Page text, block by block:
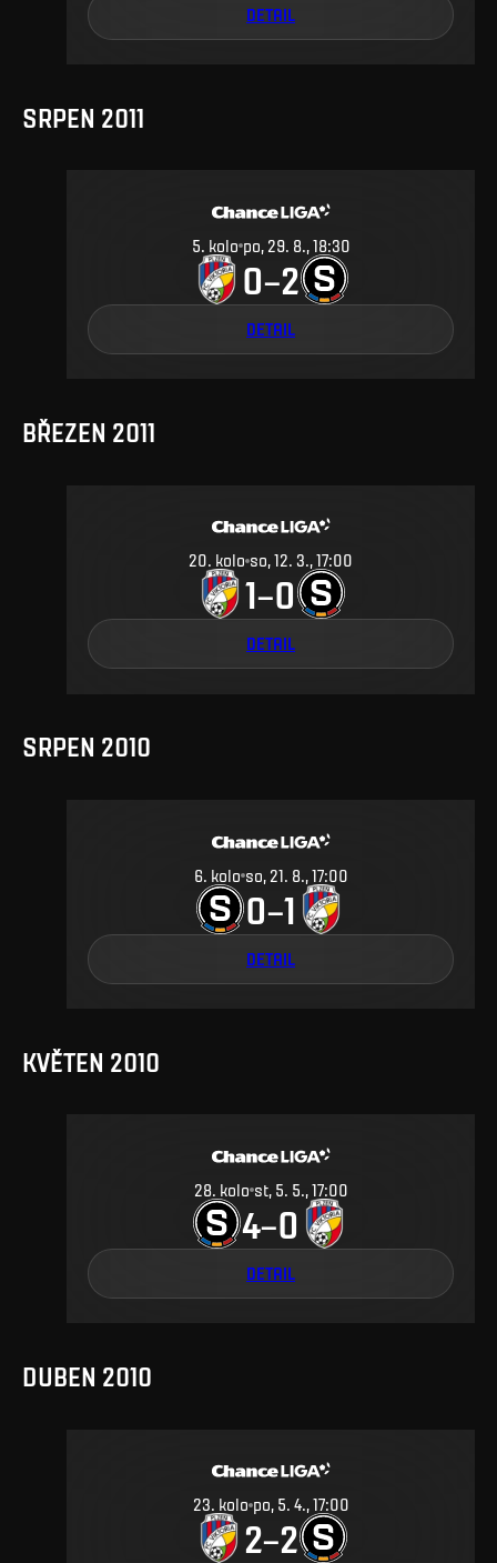
DETAIL
SRPEN 2011
5. kolo po, 29. 8., 18:30
0–2
DETAIL
BŘEZEN 2011
20. kolo so, 12. 3., 17:00
1–0
DETAIL
SRPEN 2010
6. kolo so, 21. 8., 17:00
0–1
DETAIL
KVĚTEN 2010
28. kolo st, 5. 5., 17:00
4–0
DETAIL
DUBEN 2010
23. kolo po, 5. 4., 17:00
2–2